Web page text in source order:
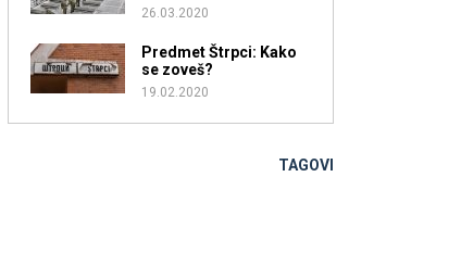
26.03.2020
Predmet Štrpci: Kako
se zoveš?
19.02.2020
TAGOVI